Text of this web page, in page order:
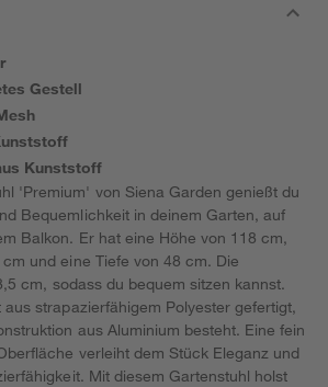
Gestell
Kunststoff
'Premium' von Siena Garden genießt du
Bequemlichkeit in deinem Garten, auf
Balkon. Er hat eine Höhe von 118 cm,
und eine Tiefe von 48 cm. Die
cm, sodass du bequem sitzen kannst.
strapazierfähigem Polyester gefertigt,
aus Aluminium besteht. Eine fein
verleiht dem Stück Eleganz und
Mit diesem Gartenstuhl holst